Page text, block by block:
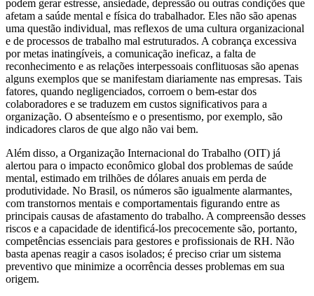
podem gerar estresse, ansiedade, depressão ou outras condições que
afetam a saúde mental e física do trabalhador. Eles não são apenas
uma questão individual, mas reflexos de uma cultura organizacional
e de processos de trabalho mal estruturados. A cobrança excessiva
por metas inatingíveis, a comunicação ineficaz, a falta de
reconhecimento e as relações interpessoais conflituosas são apenas
alguns exemplos que se manifestam diariamente nas empresas. Tais
fatores, quando negligenciados, corroem o bem-estar dos
colaboradores e se traduzem em custos significativos para a
organização. O absenteísmo e o presentismo, por exemplo, são
indicadores claros de que algo não vai bem.
Além disso, a Organização Internacional do Trabalho (OIT) já
alertou para o impacto econômico global dos problemas de saúde
mental, estimado em trilhões de dólares anuais em perda de
produtividade. No Brasil, os números são igualmente alarmantes,
com transtornos mentais e comportamentais figurando entre as
principais causas de afastamento do trabalho. A compreensão desses
riscos e a capacidade de identificá-los precocemente são, portanto,
competências essenciais para gestores e profissionais de RH. Não
basta apenas reagir a casos isolados; é preciso criar um sistema
preventivo que minimize a ocorrência desses problemas em sua
origem.